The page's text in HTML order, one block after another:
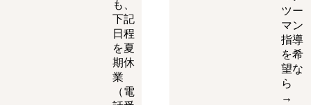
も、
下記
日程
を夏
期休
業
（電
ツー
マン
指導
を希
望な
ら
→